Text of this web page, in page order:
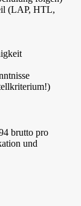
(LAP, HTL,
brutto pro
und